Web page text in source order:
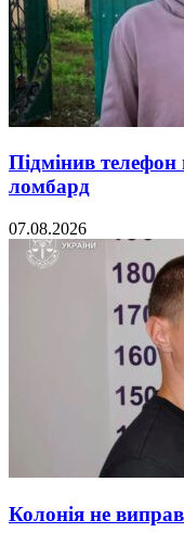
Підмінив телефон
ломбард
07.08.2026
Колонія не